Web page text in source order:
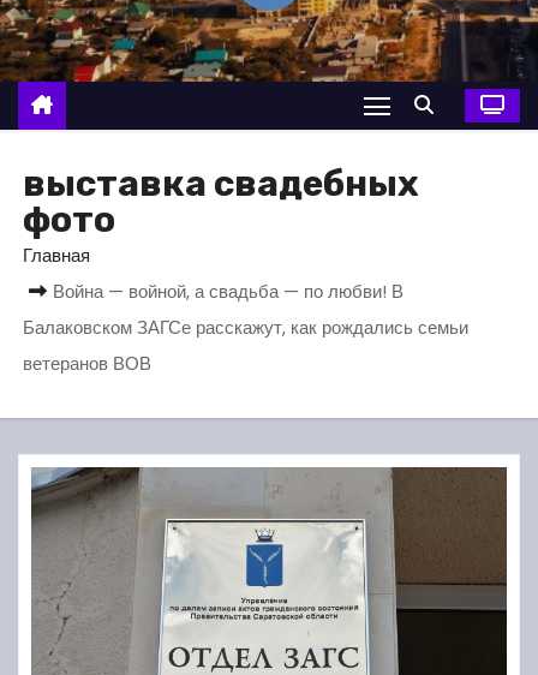
о
м
у
выставка свадебных
фото
Главная
Война — войной, а свадьба — по любви! В
Балаковском ЗАГСе расскажут, как рождались семьи
ветеранов ВОВ